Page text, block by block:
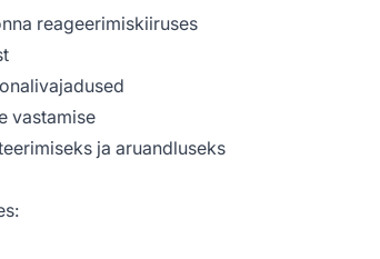
reageerimiskiiruses
vastamise
ja aruandluseks